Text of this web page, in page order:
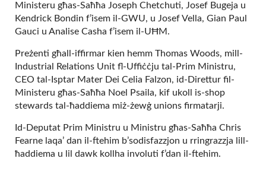
Ministeru għas-Saħħa Joseph Chetchuti, Josef Bugeja u
Kendrick Bondin f’isem il-GWU, u Josef Vella, Gian Paul
Gauci u Analise Casha f’isem il-UĦM.
Preżenti għall-iffirmar kien hemm Thomas Woods, mill-
Industrial Relations Unit fl-Uffiċċju tal-Prim Ministru,
CEO tal-Isptar Mater Dei Celia Falzon, id-Direttur fil-
Ministeru għas-Saħħa Noel Psaila, kif ukoll is-shop
stewards tal-ħaddiema miż-żewġ unions firmatarji.
Id-Deputat Prim Ministru u Ministru għas-Saħħa Chris
Fearne laqa’ dan il-ftehim b’sodisfazzjon u rringrazzja lill-
ħaddiema u lil dawk kollha involuti f’dan il-ftehim.